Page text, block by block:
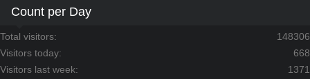
Count per Day
148306
Total visitors:
668
Visitors today:
1371
Visitors last week: